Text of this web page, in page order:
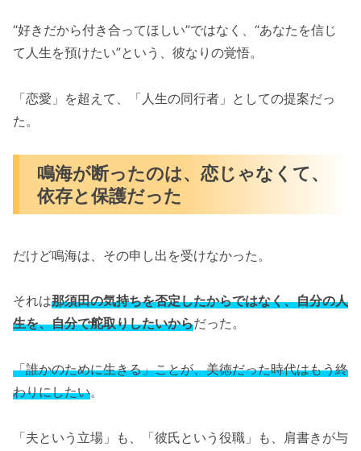
“好きだから付き合ってほしい”ではなく、“あなたを信じ
て人生を預けたい”という、彼なりの覚悟。
「恋愛」を超えて、「人生の同行者」としての提案だっ
た。
鳴海が断ったのは、恋じゃなくて、
依存と保護だった
だけど鳴海は、その申し出を受けなかった。
それは那須田の気持ちを否定したからではなく、自分の人
生を、自分で舵取りしたいからだった。
「誰かのために生きる」ことが、美徳だった時代はもう終
わりにしたい。
「夫という立場」も、「彼氏という役職」も、肩書きが与